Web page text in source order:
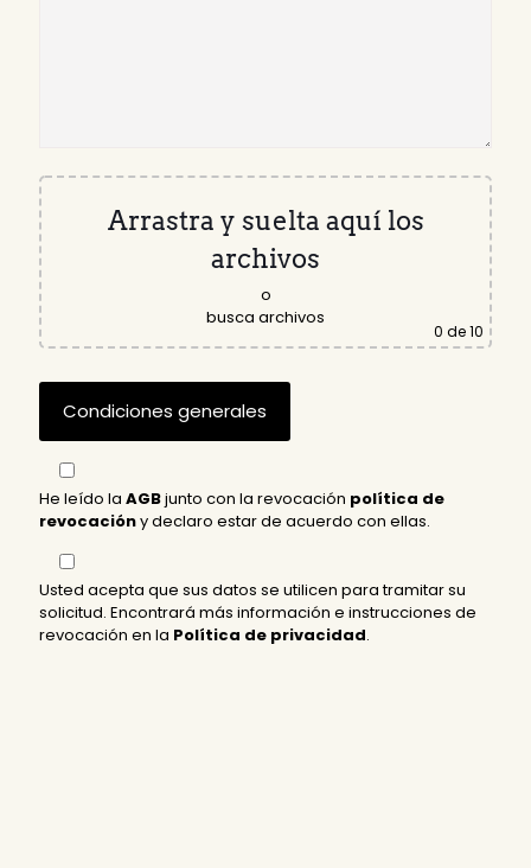
Arrastra y suelta aquí los
archivos
o
busca archivos
0 de 10
He leído la AGBjunto con la revocación política de
revocacióny declaro estar de acuerdo con ellas.
Usted acepta que sus datos se utilicen para tramitar su
solicitud. Encontrará más información e instrucciones de
revocación en la Política de privacidad.